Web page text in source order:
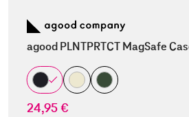
agood PLNTPRTCT MagSafe
24,95 €